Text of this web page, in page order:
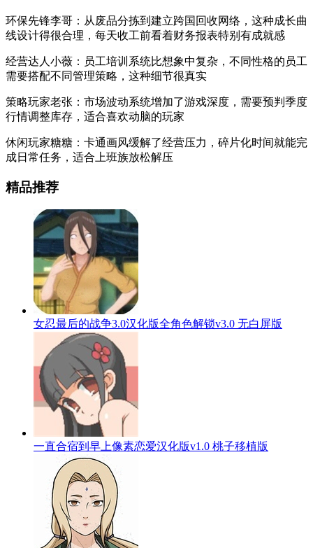
环保先锋李哥：从废品分拣到建立跨国回收网络，这种成长曲
线设计得很合理，每天收工前看着财务报表特别有成就感
经营达人小薇：员工培训系统比想象中复杂，不同性格的员工
需要搭配不同管理策略，这种细节很真实
策略玩家老张：市场波动系统增加了游戏深度，需要预判季度
行情调整库存，适合喜欢动脑的玩家
休闲玩家糖糖：卡通画风缓解了经营压力，碎片化时间就能完
成日常任务，适合上班族放松解压
精品推荐
女忍最后的战争3.0汉化版全角色解锁v3.0 无白屏版
一直合宿到早上像素恋爱汉化版v1.0 桃子移植版